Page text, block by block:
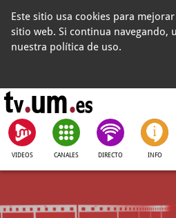
Este sitio usa cookies para
sitio web. Si continua navegando,
nuestra política de uso.
VIDEOS CANALES DIRECTO INFO